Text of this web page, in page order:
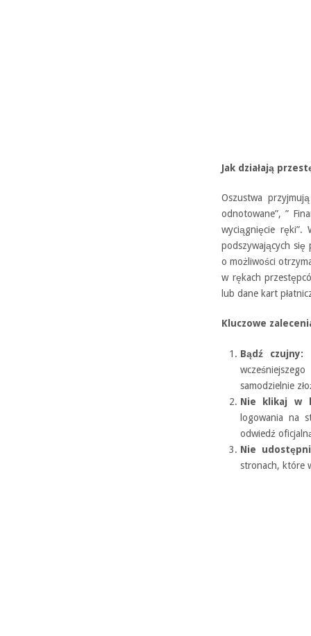
Jak działają
Oszustwa
odnotowane”, ”
wyciągnięcie
podszywających
o możliwości
w rękach
lub dane kart
Kluczowe
Bądź czujny:
samodzielnie
Nie klikaj w
logowania na
odwiedź
Nie
stronach, które